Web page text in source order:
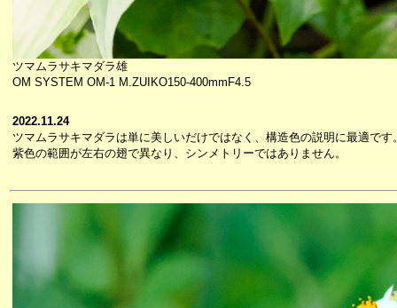
ツマムラサキマダラ雄
OM SYSTEM OM-1 M.ZUIKO150-400mmF4.5
2022.11.24
ツマムラサキマダラは単に美しいだけではなく、構造色の説明に最適です
紫色の範囲が左右の翅で異なり、シンメトリーではありません。